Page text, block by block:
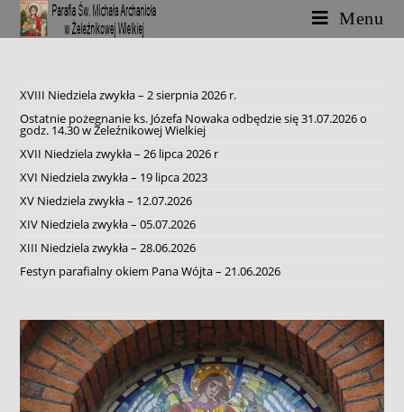
Skip
content
Menu
XVIII Niedziela zwykła – 2 sierpnia 2026 r.
Ostatnie pożegnanie ks. Józefa Nowaka odbędzie się 31.07.2026 o
godz. 14.30 w Żeleźnikowej Wielkiej
XVII Niedziela zwykła – 26 lipca 2026 r
XVI Niedziela zwykła – 19 lipca 2023
XV Niedziela zwykła – 12.07.2026
XIV Niedziela zwykła – 05.07.2026
XIII Niedziela zwykła – 28.06.2026
Festyn parafialny okiem Pana Wójta – 21.06.2026